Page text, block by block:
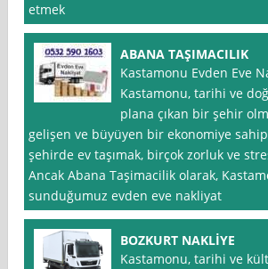
etmek
ABANA TAŞIMACILIK
Kastamonu Evden Eve
Kastamonu, tarihi ve
plana çıkan bir şehir
gelişen ve büyüyen bir ekonomiye
şehirde ev taşımak, birçok zorluk ve
Ancak Abana Taşimacilik olarak,
sunduğumuz evden eve nakliyat
BOZKURT NAKLİYE
Kastamonu, tarihi ve